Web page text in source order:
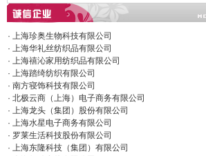
· 上海合镁纺织品有限公司
· 上海珍奥生物科技有限公司
· 上海华礼丝纺织品有限公司
· 上海禧沁家用纺织品有限公司
· 上海踏绮纺织有限公司
· 南方寝饰科技有限公司
· 北极云商（上海）电子商务有限公司
· 上海龙头（集团）股份有限公司
· 上海水星电子商务有限公司
· 罗莱生活科技股份有限公司
· 上海东隆科技（集团）有限公司
· 上海红瑞家纺有限公司